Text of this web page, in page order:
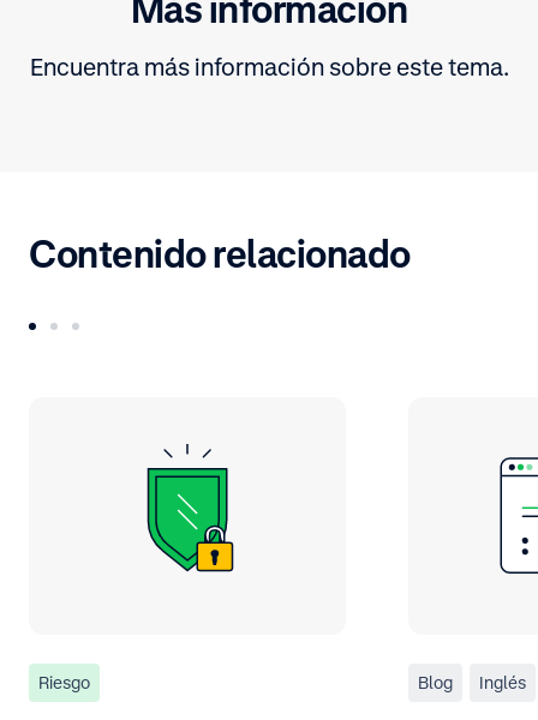
Encuentra más información sobre este tema.
Contenido relacionado
Riesgo Blog Inglés